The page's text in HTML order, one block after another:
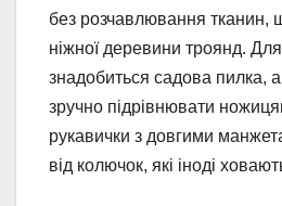
без розчавлювання тканин,
ніжної деревини троянд. Для
знадобиться садова пилка, а
зручно підрівнювати
рукавички з довгими
від колючок, які іноді